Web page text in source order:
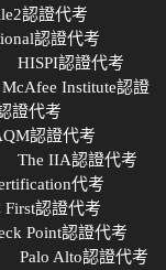
認證代考
認證代考
HISPI認證代考
McAfee Institute認證
證代考
認證代考
The IIA認證代考
代考
First認證代考
Point認證代考
Palo Alto認證代考